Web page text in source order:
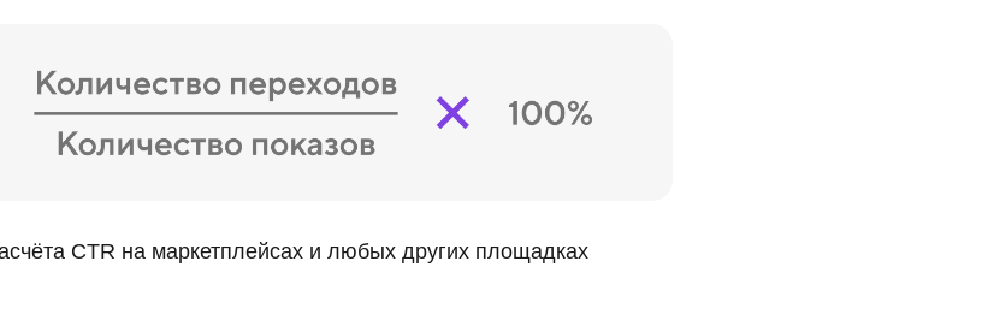
CTR на маркетплейсах и любых других площадках